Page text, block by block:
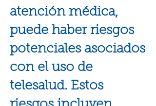
atención médica,
puede haber riesgos
potenciales asociados
con el uso de
telesalud. Estos